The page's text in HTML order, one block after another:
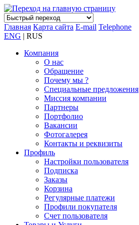
Главная Карта сайта E-mail Telephone
ENG | RUS
Компания
О нас
Обращение
Почему мы ?
Специальные предложения
Миссия компании
Партнеры
Портфолио
Вакансии
Фотогалерея
Контакты и реквизиты
Профиль
Настройки пользователя
Подписка
Заказы
Корзина
Регулярные платежи
Профили покупателя
Счет пользователя